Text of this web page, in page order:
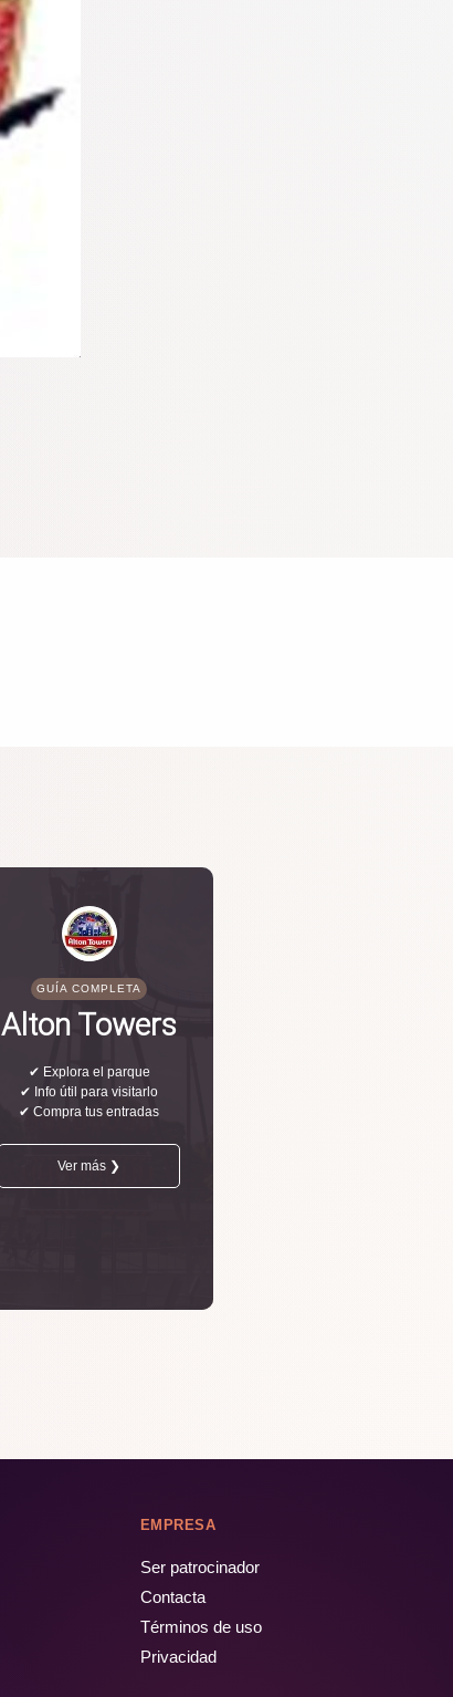
GUÍA COMPLETA
Alton Towers
✔ Explora el parque
✔ Info útil para visitarlo
✔ Compra tus entradas
Ver más ❯
EMPRESA
Ser patrocinador
Contacta
Términos de uso
Privacidad